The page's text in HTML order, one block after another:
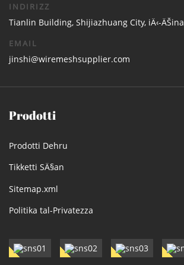
INDIRIZZ
Tianlin Building, Shijiazhuang City, iÄ‹-ÄŠina
EMAIL
jinshi@wiremeshsupplier.com
Prodotti
Prodotti Dehru
Tikketti SÄ§an
Sitemap.xml
Politika tal-Privatezza